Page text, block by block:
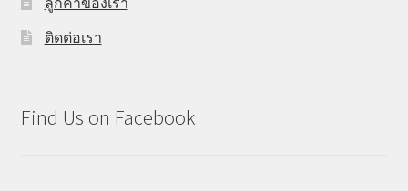
ติดต่อเรา
Find Us on Facebook